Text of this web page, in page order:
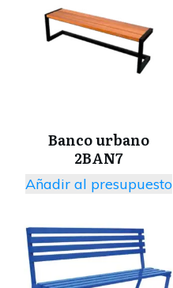
Banco urbano
2BAN7
Añadir al presupuesto